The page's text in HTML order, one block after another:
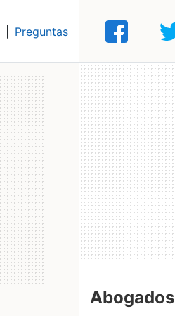
Preguntas
Abogados